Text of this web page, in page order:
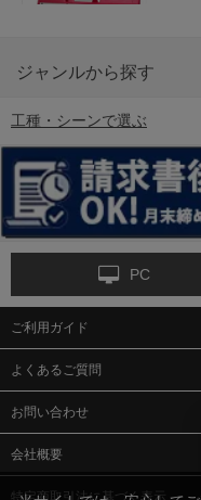
6-矢印板/LED矢印板
9-点字マット・タイ
ジャンルから探す
工種・シーンで選ぶ
PC
ご利用ガイド
よくあるご質問
お問い合わせ
会社概要
特定商取引法に基づく表示